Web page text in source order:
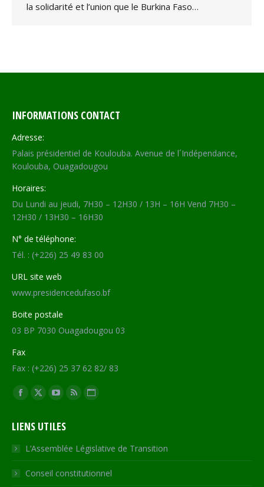
la solidarité et l’union que le Burkina Faso…
INFORMATIONS CONTACT
Adresse:
Palais présidentiel de Koulouba. Avenue de l´Indépendance,
Koulouba, Ouagadougou
Horaires:
Du Lundi au jeudi, 7H30 – 12H30 / 13H – 16H Vend 7H30 –
12H30 / 13H30 – 16H30
N° de téléphone:
Tél. : (+226) 25 49 83 00
URL site web
www.presidencedufaso.bf
Boite postale
03 BP 7030 Ouagadougou 03
Fax
Fax : (+226) 25 37 62 82/ 83
Trouvez nous sur :
Facebook
opens
in
new
window
X
opens
in
new
window
YouTube
opens
in
new
window
RSS
in
new
window
Site
opens
in
new
LIENS UTILES
L’Assemblée Législative de Transition
Conseil constitutionnel